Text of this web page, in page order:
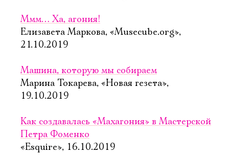
Ммм… Ха, агония!
Елизавета Маркова, «Musecube.org»,
21.10.2019
Машина, которую мы собираем
Марина Токарева, «Новая гезета»,
19.10.2019
Как создавалась «Махагония» в Мастерской
Петра Фоменко
«Esquire», 16.10.2019